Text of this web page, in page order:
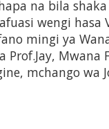
na bila
wengi hasa
mingi ya
Mwana
mchango wa